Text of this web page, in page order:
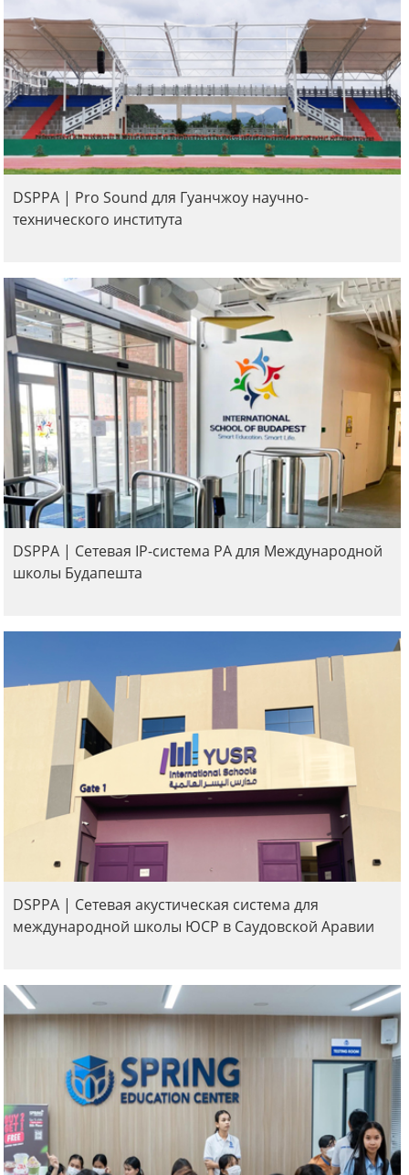
DSPPA | Pro Sound для Гуанчжоу научно-
технического института
DSPPA | Сетевая IP-система PA для Международной
школы Будапешта
DSPPA | Сетевая акустическая система для
международной школы ЮСР в Саудовской Аравии